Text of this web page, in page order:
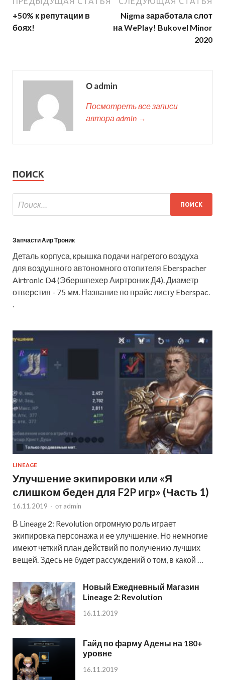
+50% к репутации в
боях!
Nigma заработала слот
на WePlay! Bukovel Minor
2020
О admin
Посмотреть все записи
автора admin →
ПОИСК
Запчасти Аир Троник
Деталь корпуса, крышка подачи нагретого воздуха
для воздушного автономного отопителя Eberspacher
Airtronic D4 (Эбершпехер Аиртроник Д4). Диаметр
отверстия - 75 мм. Название по прайс листу Eberspac.
.
LINEAGE
Улучшение экипировки или «Я
слишком беден для F2P игр» (Часть 1)
16.11.2019 - от admin
В Lineage 2: Revolution огромную роль играет
экипировка персонажа и ее улучшение. Но немногие
имеют четкий план действий по получению лучших
вещей. Здесь не будет рассуждений о том, в какой …
Новый Ежедневный Магазин
Lineage 2: Revolution
16.11.2019
Гайд по фарму Адены на 180+
уровне
16.11.2019